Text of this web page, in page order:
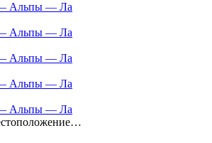
— Альпы — Ла
— Альпы — Ла
— Альпы — Ла
— Альпы — Ла
— Альпы — Ла